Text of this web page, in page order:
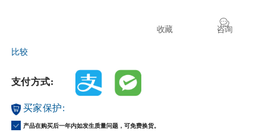
咨询
收藏
比较
支付方式:
买家保护:
产品在购买后一年内如发生质量问题，可免费换货。